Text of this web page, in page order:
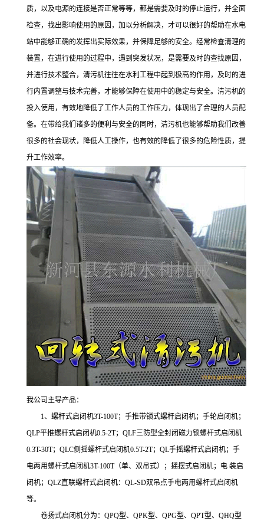
质，以及电源的连接是否正常等等，都是需要及时的停止运行，并全面
检查，找出影响使用的原因，加以分析解决，才可以很好的帮助在水电
站中能够正确的发挥出实际效果，并保障足够的安全。经常检查清理的
装置，在进行使用的过程中，遇到突发状况，是需要及时的查找原因，
并进行技术整合，清污机往往在水利工程中起到极高的作用，及时的进
行内置调整与技术完善，才能够保障在使用中的稳定与安全。清污机的
投入使用，有效地降低了工作人员的工作压力，体现出了合理的人员配
备。在带给我们诸多的便利与安全的同时，清污机也能够帮助我们改善
很多的社会现状，降低人工操作，也有效的降低了很多的危险性质，提
升工作效率。
我公司主导产品：
1、螺杆式启闭机3T-100T；手推带锁式螺杆启闭机；手轮启闭机；
QLP平推螺杆式启闭机0.5-2T；QLF三防型全封闭磁力锁螺杆式启闭机
0.3T-30T；QLC侧摇螺杆式启闭机0.5T-2T；QL手摇螺杆式启闭机；手
电两用螺杆式启闭机3T-100T（单、双吊式）；摇摆式启闭机；电 装启
闭机；QLZ直联螺杆式启闭机：QL-SD双吊点手电两用螺杆式启闭机
等。
卷扬式启闭机分为：QPQ型、QPK型、QPG型、QPT型、QHQ型